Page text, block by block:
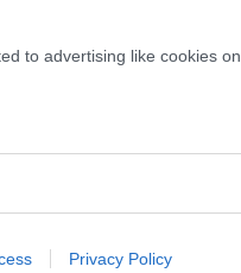
to advertising like cookies on
Privacy Policy